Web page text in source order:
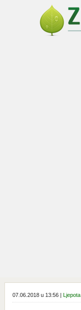
07.06.2018 u 13:56 | Ljepota